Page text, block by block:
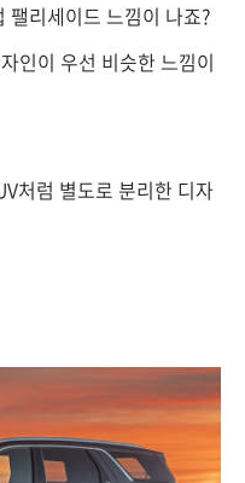
팰리세이드 느낌이 나죠?
인이 우선 비슷한 느낌이
처럼 별도로 분리한 디자